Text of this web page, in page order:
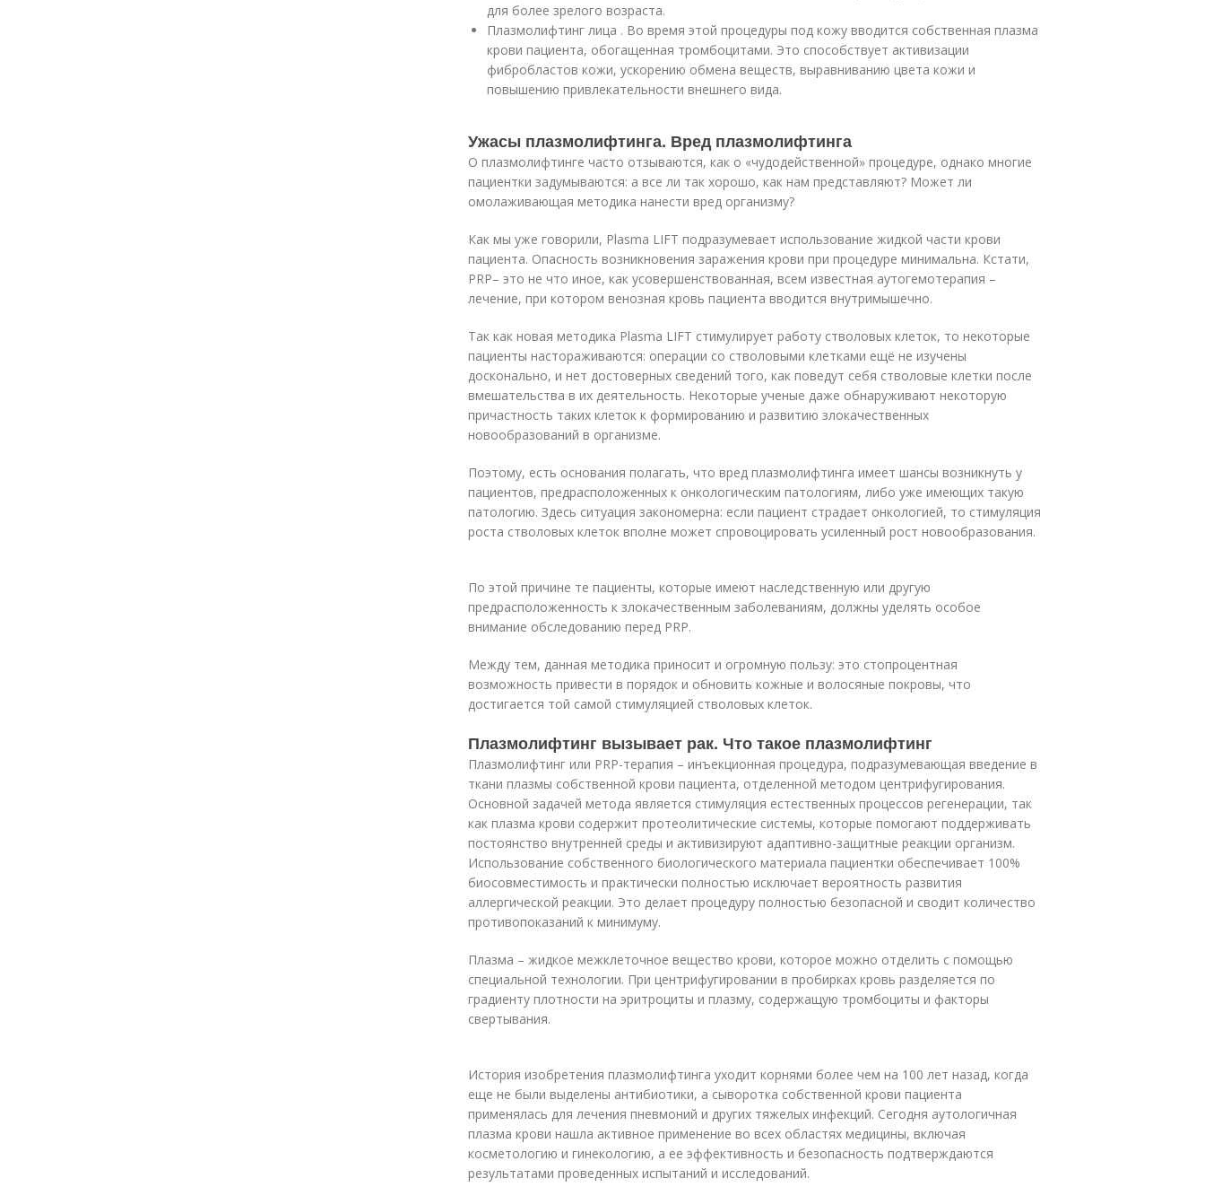
для более зрелого возраста.
Плазмолифтинг лица . Во время этой процедуры под кожу вводится собственная плазма
крови пациента, обогащенная тромбоцитами. Это способствует активизации
фибробластов кожи, ускорению обмена веществ, выравниванию цвета кожи и
повышению привлекательности внешнего вида.
Ужасы плазмолифтинга. Вред плазмолифтинга
О плазмолифтинге часто отзываются, как о «чудодейственной» процедуре, однако многие
пациентки задумываются: а все ли так хорошо, как нам представляют? Может ли
омолаживающая методика нанести вред организму?
Как мы уже говорили, Plasma LIFT подразумевает использование жидкой части крови
пациента. Опасность возникновения заражения крови при процедуре минимальна. Кстати,
PRP– это не что иное, как усовершенствованная, всем известная аутогемотерапия –
лечение, при котором венозная кровь пациента вводится внутримышечно.
Так как новая методика Plasma LIFT стимулирует работу стволовых клеток, то некоторые
пациенты настораживаются: операции со стволовыми клетками ещё не изучены
досконально, и нет достоверных сведений того, как поведут себя стволовые клетки после
вмешательства в их деятельность. Некоторые ученые даже обнаруживают некоторую
причастность таких клеток к формированию и развитию злокачественных
новообразований в организме.
Поэтому, есть основания полагать, что вред плазмолифтинга имеет шансы возникнуть у
пациентов, предрасположенных к онкологическим патологиям, либо уже имеющих такую
патологию. Здесь ситуация закономерна: если пациент страдает онкологией, то стимуляция
роста стволовых клеток вполне может спровоцировать усиленный рост новообразования.
По этой причине те пациенты, которые имеют наследственную или другую
предрасположенность к злокачественным заболеваниям, должны уделять особое
внимание обследованию перед PRP.
Между тем, данная методика приносит и огромную пользу: это стопроцентная
возможность привести в порядок и обновить кожные и волосяные покровы, что
достигается той самой стимуляцией стволовых клеток.
Плазмолифтинг вызывает рак. Что такое плазмолифтинг
Плазмолифтинг или PRP-терапия – инъекционная процедура, подразумевающая введение в
ткани плазмы собственной крови пациента, отделенной методом центрифугирования.
Основной задачей метода является стимуляция естественных процессов регенерации, так
как плазма крови содержит протеолитические системы, которые помогают поддерживать
постоянство внутренней среды и активизируют адаптивно-защитные реакции организм.
Использование собственного биологического материала пациентки обеспечивает 100%
биосовместимость и практически полностью исключает вероятность развития
аллергической реакции. Это делает процедуру полностью безопасной и сводит количество
противопоказаний к минимуму.
Плазма – жидкое межклеточное вещество крови, которое можно отделить с помощью
специальной технологии. При центрифугировании в пробирках кровь разделяется по
градиенту плотности на эритроциты и плазму, содержащую тромбоциты и факторы
свертывания.
История изобретения плазмолифтинга уходит корнями более чем на 100 лет назад, когда
еще не были выделены антибиотики, а сыворотка собственной крови пациента
применялась для лечения пневмоний и других тяжелых инфекций. Сегодня аутологичная
плазма крови нашла активное применение во всех областях медицины, включая
косметологию и гинекологию, а ее эффективность и безопасность подтверждаются
результатами проведенных испытаний и исследований.